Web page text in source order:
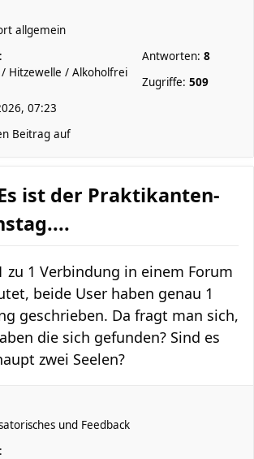
allgemein
Hitzewelle / Alkoholfrei
Antworten: 8
Zugriffe: 509
07:23
Beitrag auf
ist der Praktikanten-
zu 1 Verbindung in einem Forum
beide User haben genau 1
geschrieben. Da fragt man sich,
die sich gefunden? Sind es
zwei Seelen?
und Feedback